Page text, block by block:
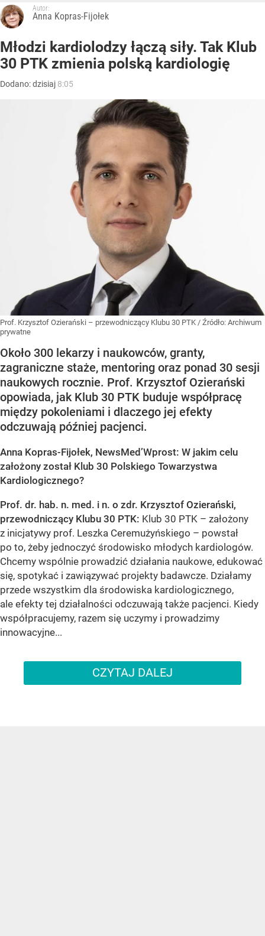
Autor:
Anna Kopras-Fijołek
Młodzi kardiolodzy łączą siły. Tak Klub
30 PTK zmienia polską kardiologię
Dodano:dzisiaj 8:05
Prof. Krzysztof Ozierański – przewodniczący Klubu 30 PTK / Źródło: Archiwum
prywatne
Około 300 lekarzy i naukowców, granty,
zagraniczne staże, mentoring oraz ponad 30 sesji
naukowych rocznie. Prof. Krzysztof Ozierański
opowiada, jak Klub 30 PTK buduje współpracę
między pokoleniami i dlaczego jej efekty
odczuwają później pacjenci.
Anna Kopras-Fijołek, NewsMed’Wprost: W jakim celu
założony został Klub 30 Polskiego Towarzystwa
Kardiologicznego?
Prof. dr. hab. n. med. i n. o zdr. Krzysztof Ozierański,
przewodniczący Klubu 30 PTK: Klub 30 PTK – założony
z inicjatywy prof. Leszka Ceremużyńskiego – powstał
po to, żeby jednoczyć środowisko młodych kardiologów.
Chcemy wspólnie prowadzić działania naukowe, edukować
się, spotykać i zawiązywać projekty badawcze. Działamy
przede wszystkim dla środowiska kardiologicznego,
ale efekty tej działalności odczuwają także pacjenci. Kiedy
współpracujemy, razem się uczymy i prowadzimy
innowacyjne...
CZYTAJ DALEJ